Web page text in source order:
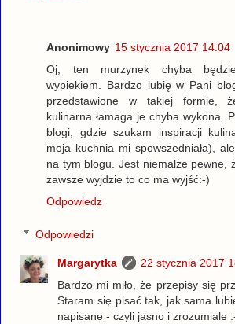
Anonimowy 15 stycznia 2017 14:04
Oj, ten murzynek chyba
wypiekiem. Bardzo lubię w Pani
przedstawione w takiej formie,
kulinarna łamaga je chyba wykona.
blogi, gdzie szukam inspiracji
moja kuchnia mi spowszedniała),
na tym blogu. Jest niemalże pewne,
zawsze wyjdzie to co ma wyjść:-)
Odpowiedz
Odpowiedzi
Margarytka
22 stycznia 2017
Bardzo mi miło, że przepisy się
Staram się pisać tak, jak sama
napisane - czyli jasno i zrozumiale